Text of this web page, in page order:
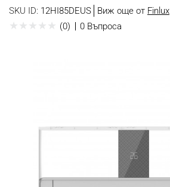
SKU ID: 12HI85DEUS Виж още от Finlux
★ ★ ★ ★ ★ (0) 0 Въпроса